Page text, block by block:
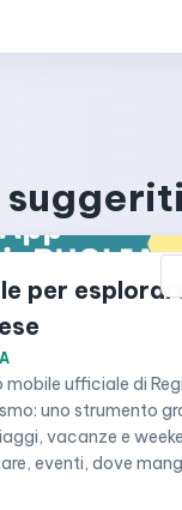
per
mobile ufficiale di
uno strumento
vacanze e
eventi, dove